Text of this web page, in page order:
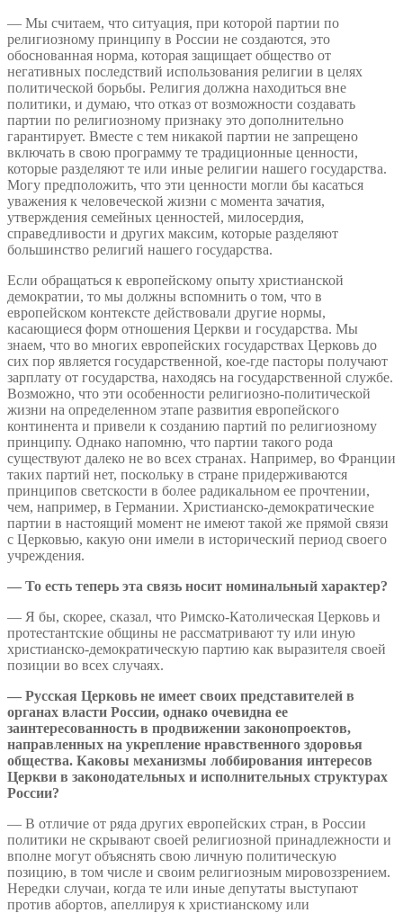
— Мы считаем, что ситуация, при которой партии по
религиозному принципу в России не создаются, это
обоснованная норма, которая защищает общество от
негативных последствий использования религии в целях
политической борьбы. Религия должна находиться вне
политики, и думаю, что отказ от возможности создавать
партии по религиозному признаку это дополнительно
гарантирует. Вместе с тем никакой партии не запрещено
включать в свою программу те традиционные ценности,
которые разделяют те или иные религии нашего государства.
Могу предположить, что эти ценности могли бы касаться
уважения к человеческой жизни с момента зачатия,
утверждения семейных ценностей, милосердия,
справедливости и других максим, которые разделяют
большинство религий нашего государства.
Если обращаться к европейскому опыту христианской
демократии, то мы должны вспомнить о том, что в
европейском контексте действовали другие нормы,
касающиеся форм отношения Церкви и государства. Мы
знаем, что во многих европейских государствах Церковь до
сих пор является государственной, кое-где пасторы получают
зарплату от государства, находясь на государственной службе.
Возможно, что эти особенности религиозно-политической
жизни на определенном этапе развития европейского
континента и привели к созданию партий по религиозному
принципу. Однако напомню, что партии такого рода
существуют далеко не во всех странах. Например, во Франции
таких партий нет, поскольку в стране придерживаются
принципов светскости в более радикальном ее прочтении,
чем, например, в Германии. Христианско-демократические
партии в настоящий момент не имеют такой же прямой связи
с Церковью, какую они имели в исторический период своего
учреждения.
— То есть теперь эта связь носит номинальный характер?
— Я бы, скорее, сказал, что Римско-Католическая Церковь и
протестантские общины не рассматривают ту или иную
христианско-демократическую партию как выразителя своей
позиции во всех случаях.
— Русская Церковь не имеет своих представителей в
органах власти России, однако очевидна ее
заинтересованность в продвижении законопроектов,
направленных на укрепление нравственного здоровья
общества. Каковы механизмы лоббирования интересов
Церкви в законодательных и исполнительных структурах
России?
— В отличие от ряда других европейских стран, в России
политики не скрывают своей религиозной принадлежности и
вполне могут объяснять свою личную политическую
позицию, в том числе и своим религиозным мировоззрением.
Нередки случаи, когда те или иные депутаты выступают
против абортов, апеллируя к христианскому или